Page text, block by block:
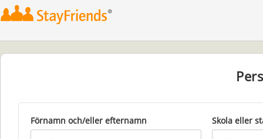
Förnamn och/eller efternamn Skola eller